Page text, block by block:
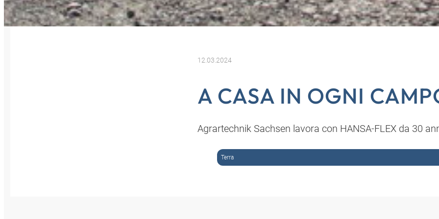
12.03.2024
A CASA IN OGNI
Agrartechnik Sachsen lavora con HANSA-FLEX da 30
Terra